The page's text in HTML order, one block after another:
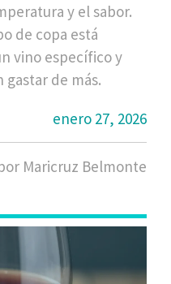
y el sabor.
de copa está
vino específico y
de más.
enero 27, 2026
Maricruz Belmonte